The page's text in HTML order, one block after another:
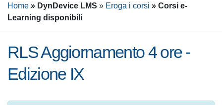
Home DynDevice LMS Eroga i corsi
Corsi e-
Learning disponibili
Email
INVIA
RLS Aggiornamento 4 ore -
Edizione IX